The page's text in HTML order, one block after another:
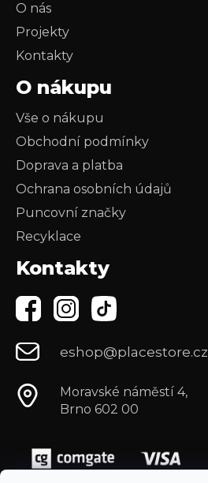
O nás
Projekty
Kontakty
O nákupu
Vše o nákupu
Obchodní podmínky
Doprava a platba
Ochrana osobních údajů
Puncovní značky
Recyklace
Kontakty
eshop@placestore.cz
Moravské náměstí 4,
Brno 602 00